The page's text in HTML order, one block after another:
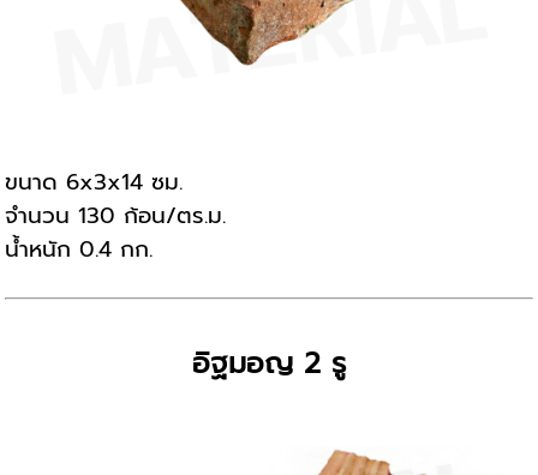
ขนาด 6x3x14 ซม.
จำนวน 130 ก้อน/ตร.ม.
น้ำหนัก 0.4 กก.
อิฐมอญ 2 รู